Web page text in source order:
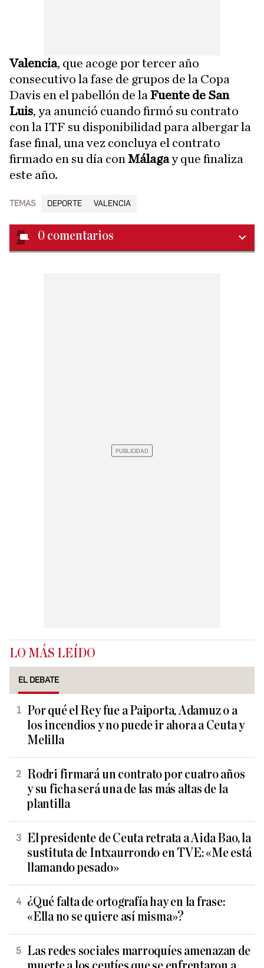
Valencia, que acoge por tercer año
consecutivo la fase de grupos de la Copa
Davis en el pabellón de la Fuente de San
Luis, ya anunció cuando firmó su contrato
con la ITF su disponibilidad para albergar la
fase final, una vez concluya el contrato
firmado en su día con Málagay que finaliza
este año.
TEMAS DEPORTE VALENCIA
0 comentarios
LO MÁS LEÍDO
EL DEBATE
Por qué el Rey fue a Paiporta, Adamuz o a
los incendios y no puede ir ahora a Ceuta y
Melilla
Rodri firmará un contrato por cuatro años
y su ficha será una de las más altas de la
plantilla
El presidente de Ceuta retrata a Aida Bao, la
sustituta de Intxaurrondo en TVE: «Me está
llamando pesado»
¿Qué falta de ortografía hay en la frase:
«Ella no se quiere así misma»?
Las redes sociales marroquíes amenazan de